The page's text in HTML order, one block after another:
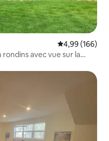
Note
4,99 (166)
rondins avec vue sur la
les plus aimés